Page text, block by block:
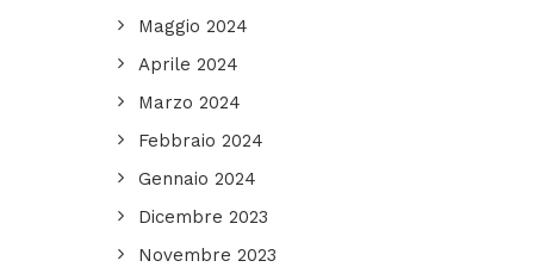
Maggio 2024
Aprile 2024
Marzo 2024
Febbraio 2024
Gennaio 2024
Dicembre 2023
Novembre 2023